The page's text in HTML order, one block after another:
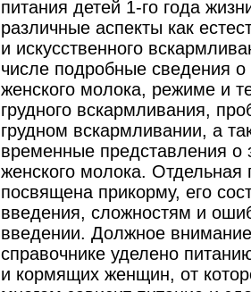
питания детей 1-го года
различные аспекты как
и искусственного
числе подробные сведения о
женского молока, режиме и
грудного вскармливания,
грудном вскармливании, а
временные представления о
женского молока. Отдельная
посвящена прикорму, его
введения, сложностям и
введении. Должное
справочнике уделено
и кормящих женщин, от